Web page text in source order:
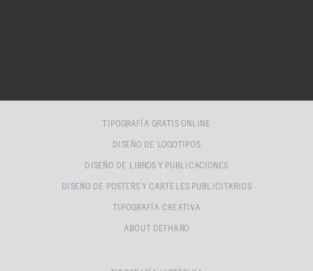
TIPOGRAFÍA GRATIS ONLINE
DISEÑO DE LOGOTIPOS
DISEÑO DE LIBROS Y PUBLICACIONES
DISEÑO DE POSTERS Y CARTELES PUBLICITARIOS
TIPOGRAFÍA CREATIVA
ABOUT DEFHARO